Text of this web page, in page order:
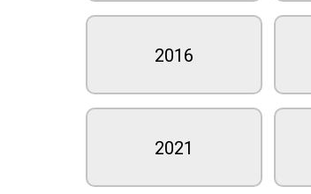
2016
2021